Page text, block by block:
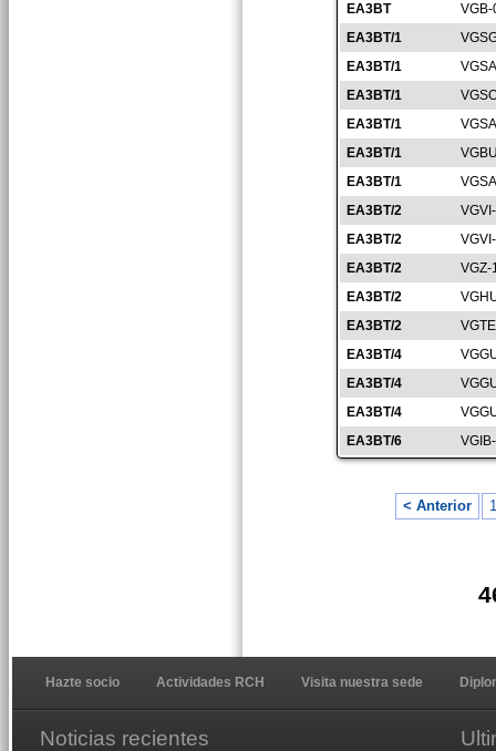
EA3BT
EA3BT/1
EA3BT/1
EA3BT/1
EA3BT/1
EA3BT/1
EA3BT/1
EA3BT/2
EA3BT/2
EA3BT/2
VGZ-
EA3BT/2
EA3BT/2
EA3BT/4
EA3BT/4
EA3BT/4
EA3BT/6
< Anterior 1
Hazte socio Actividades RCH Visita nuestra sede
Noticias recientes